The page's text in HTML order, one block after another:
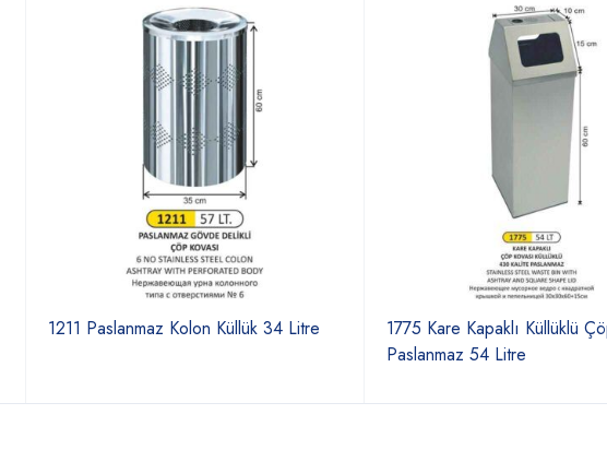
1211 Paslanmaz Kolon Küllük 34 Litre
1775 Kare Kapaklı Küllüklü
Paslanmaz 54 Litre